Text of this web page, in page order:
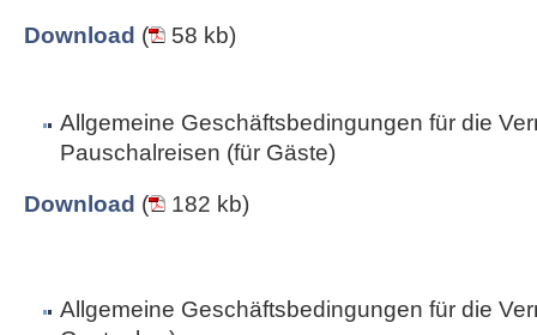
Download ( 58 kb)
Allgemeine Geschäftsbedingungen für die
Pauschalreisen (für Gäste)
Download ( 182 kb)
Allgemeine Geschäftsbedingungen für die